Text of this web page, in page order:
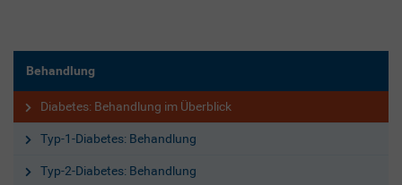
Behandlung
Diabetes: Behandlung im Überblick
Typ-1-Diabetes: Behandlung
Typ-2-Diabetes: Behandlung